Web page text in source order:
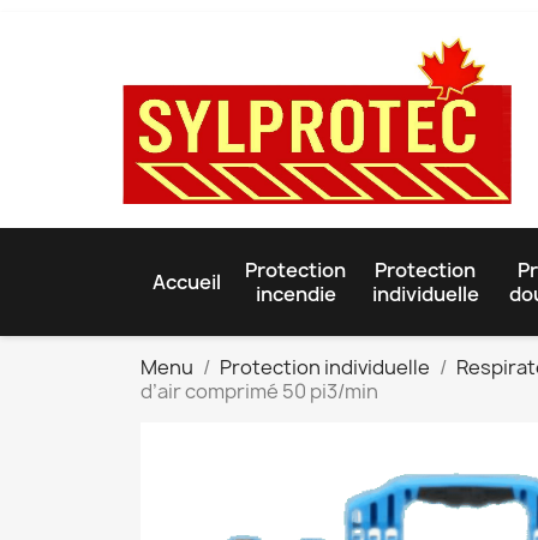
Accueil
Protection
incendie
Protection
individuelle
Menu Protection individuelle
d’air comprimé 50 pi3/min